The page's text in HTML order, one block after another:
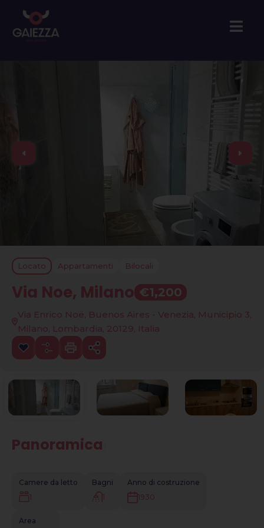
Locato Appartamenti Bilocali
Via Noe, Milano €1,200
Via Enrico Noë, Buenos Aires - Venezia, Municipio 3,
Milano, Lombardia, 20129, Italia
Panoramica
Camere da letto
1
Bagni
1
Anno di costruzione
1930
Area